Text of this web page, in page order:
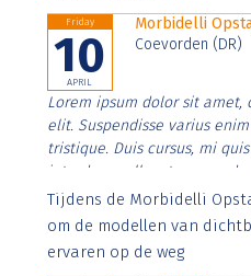
Friday
10
APRIL
Morbidelli
Coevorden (DR)
Lorem ipsum dolor sit amet,
elit. Suspendisse varius
tristique. Duis cursus, mi
interdum nulla, ut
Aenean faucibus nibh et
imperdiet. Nunc ut sem
Tijdens de Morbidelli
om de modellen van
ervaren op de weg